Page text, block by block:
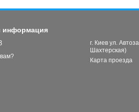
информация
г. Киев ул.
Шахтерская)
Карта проезда